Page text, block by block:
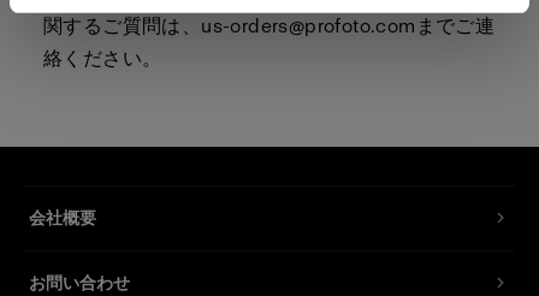
関するご質問は、 us-orders@profoto.com までご連
絡ください。
会社概要
お問い合わせ